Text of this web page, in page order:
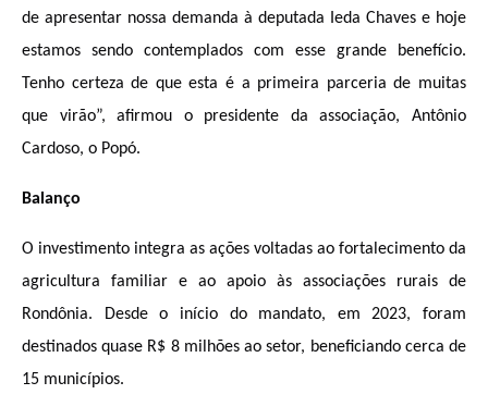
de apresentar nossa demanda à deputada Ieda Chaves e hoje
Tenho certeza de que esta é a primeira parceria de muitas
que virão”, afirmou o presidente da associação, Antônio
Cardoso, o Popó.
Balanço
O investimento integra as ações voltadas ao fortalecimento da
agricultura familiar e ao apoio às associações rurais de
Rondônia.
Desde o início do mandato, em 2023, foram
destinados quase R$ 8 milhões ao setor, beneficiando cerca de
15 municípios.